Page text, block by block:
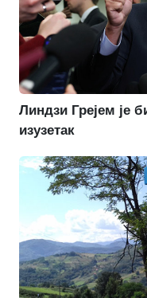
Линдзи Грејем је
изузетак